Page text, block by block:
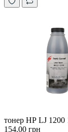
тонер HP LJ 1200
154.00 грн